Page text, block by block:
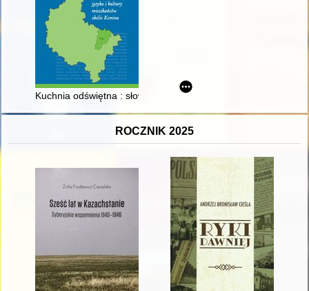
Kuchnia odświętna : słownik języka i kultury mieszkańców
ROCZNIK 2025